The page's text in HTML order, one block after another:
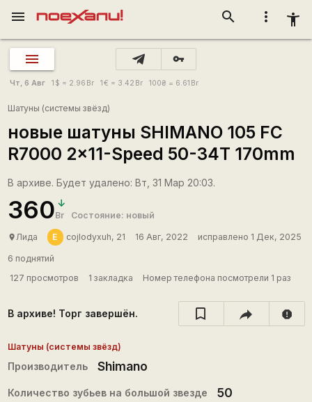
more_vert accessibility_new
search
menu
vpn_key
Чт, 6 Авг 1 $ = 2.96 Br 1€ = 3.42 Br 100₴ = 6.61 Br
Шатуны (системы звёзд)
новые шатуны SHIMANO 105 FC
R7000 2x11-Speed 50-34T 170mm
В архиве. Будет удалено: Вт, 31 Мар 20:03.
360Br Состояние: новый
placeЛида E cojlodyxuh, 21 16 Авг, 2022 исправлено 1 Дек, 2025
6 поднятий
127 просмотров
1 закладка Номер телефона посмотрели 1 раз
В архиве! Торг завершён. report
Шатуны (системы звёзд)
Производитель Shimano
Количество зубьев на большой звезде 50